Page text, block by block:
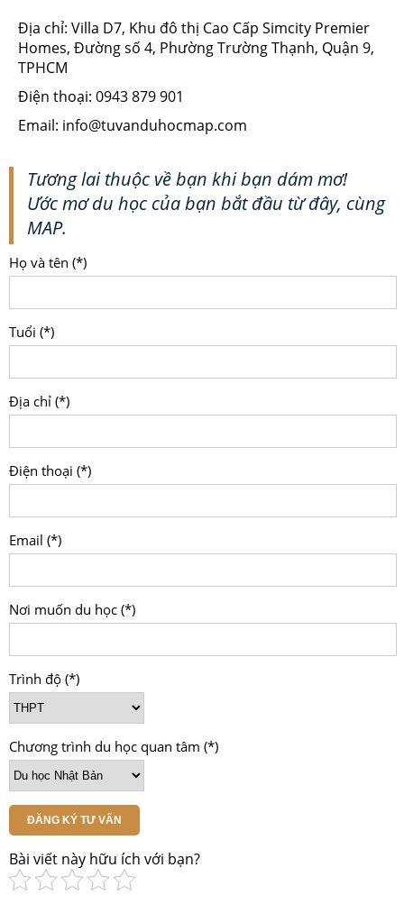
Địa chỉ: Villa D7, Khu đô thị Cao Cấp Simcity Premier
Homes, Đường số 4, Phường Trường Thạnh, Quận 9,
TPHCM
Điện thoại: 0943 879 901
Email: info@tuvanduhocmap.com
Tương lai thuộc về bạn khi bạn dám mơ!
Ước mơ du học của bạn bắt đầu từ đây, cùng
MAP.
Họ và tên (*)
Tuổi (*)
Địa chỉ (*)
Điện thoại (*)
Email (*)
Nơi muốn du học (*)
Trình độ (*)
Chương trình du học quan tâm (*)
ĐĂNG KÝ TƯ VẤN
Bài viết này hữu ích với bạn?